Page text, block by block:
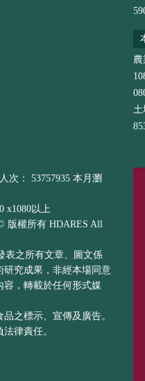
農
次： 53757935 本月瀏
x1080以上
版權所有 HDARES All
表之所有文章、圖文係
研究成果，非經本場同意
容，轉載於任何形式媒
之標示、宣傳及廣告。
律責任。